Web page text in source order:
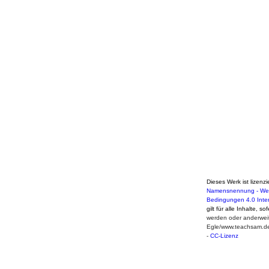
Dieses Werk ist
Namensnennung -
Bedingungen 4.0
gilt für alle Inhalte,
werden oder
Egle/
- CC-Lizenz